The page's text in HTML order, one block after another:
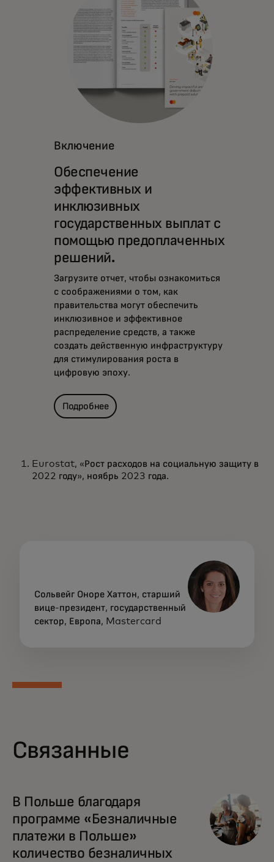
Включение
Обеспечение
эффективных и
инклюзивных
государственных выплат с
помощью предоплаченных
решений.
Загрузите отчет, чтобы ознакомиться
с соображениями о том, как
правительства могут обеспечить
инклюзивное и эффективное
распределение средств, а также
создать действенную инфраструктуру
для стимулирования роста в
цифровую эпоху.
Подробнее
Eurostat, «Рост расходов на социальную защиту в
2022 году», ноябрь 2023 года.
Сольвейг Оноре Хаттон, старший
вице-президент, государственный
сектор, Европа, Mastercard
Связанные
В Польше благодаря
программе «Безналичные
платежи в Польше»
количество безналичных
opens in a new tab